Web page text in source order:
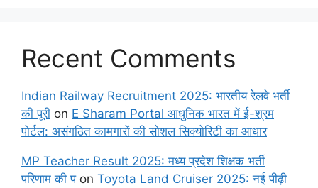
Recent Comments
Indian Railway Recruitment 2025: भारतीय रेलवे भर्ती
की पूरी on E Sharam Portal आधुनिक भारत में ई-श्रम
पोर्टल: असंगठित कामगारों की सोशल सिक्योरिटी का आधार
MP Teacher Result 2025: मध्य प्रदेश शिक्षक भर्ती
परिणाम की पon Toyota Land Cruiser 2025: नई पीढ़ी